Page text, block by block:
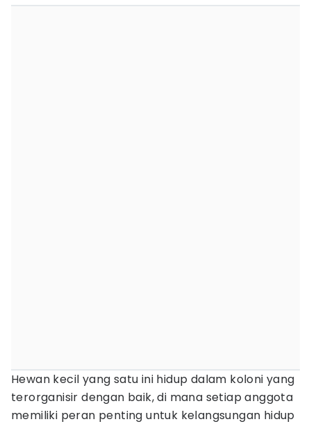
Hewan kecil yang satu ini hidup dalam koloni yang
terorganisir dengan baik, di mana setiap anggota
memiliki peran penting untuk kelangsungan hidup